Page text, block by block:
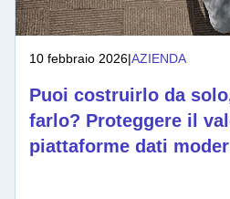
10 febbraio 2026|AZIENDA
Puoi costruirlo da
farlo? Proteggere il
piattaforme dati